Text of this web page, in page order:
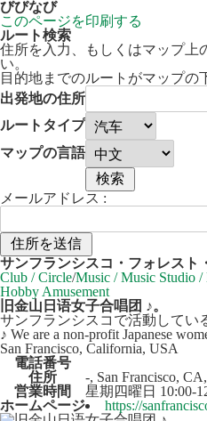
びびなび
このページを印刷する
ルート検索
住所を入力、もしくはマップ上
い。
目的地までのルートがマップの
出発地の住所
ルートタイプ
マップの言語
メールアドレス :
+
−
30 km
サンフランシスコ・フォレスト
Club / Circle/Music / Music Studio /
Hobby Amusement
旧金山日语女子合唱团 ♪。
サンフランシスコで活動してい
♪ We are a non-profit Japanese
San Francisco, California, USA
電話番号
住所
-, San Francisco,
営業時間
星期四曜日 10:00-
ホームページ
https://